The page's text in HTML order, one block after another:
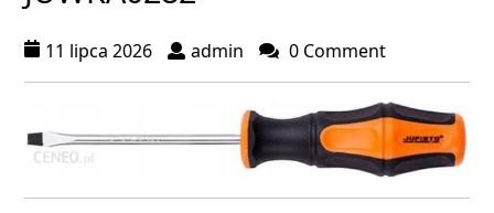
11 lipca 2026 admin 0 Comment